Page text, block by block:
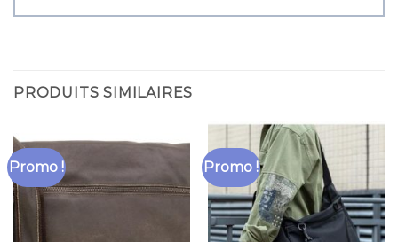
PRODUITS SIMILAIRES
Promo ! Promo !